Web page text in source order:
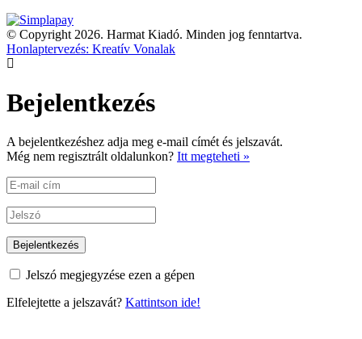
© Copyright 2026. Harmat Kiadó. Minden jog fenntartva.
Honlaptervezés: Kreatív Vonalak
Bejelentkezés
A bejelentkezéshez adja meg e-mail címét és jelszavát.
Még nem regisztrált oldalunkon? Itt megteheti »
Jelszó megjegyzése ezen a gépen
Elfelejtette a jelszavát? Kattintson ide!